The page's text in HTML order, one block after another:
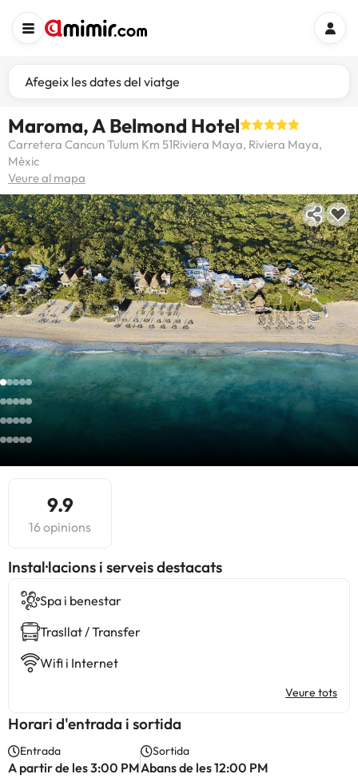
Afegeix les dates del viatge
Maroma, A Belmond Hotel
Carretera Cancun Tulum Km 51Riviera Maya, Riviera Maya,
Mèxic
Veure al mapa
9.9
16 opinions
Instal·lacions i serveis destacats
Spa i benestar
Trasllat / Transfer
Wifi i Internet
Veure tots
Horari d'entrada i sortida
Entrada
A partir de les 3:00 PM
Sortida
Abans de les 12:00 PM